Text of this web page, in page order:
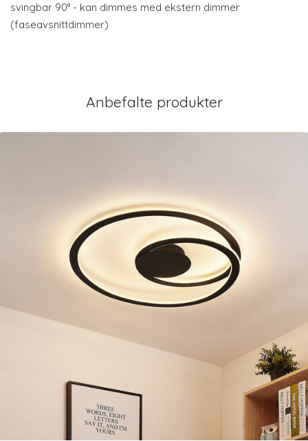
svingbar 90° - kan dimmes med ekstern dimmer
(faseavsnittdimmer)
Anbefalte produkter